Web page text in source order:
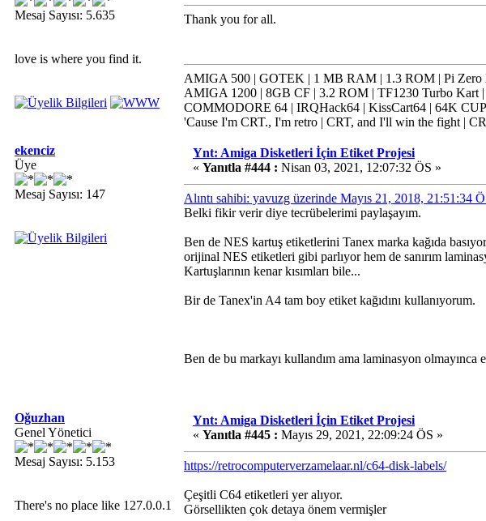
Mesaj Sayısı: 5.635
love is where you find it.
Thank you for all.
AMIGA 500 | GOTEK | 1 MB RAM | 1.3 ROM | Pi
AMIGA 1200 | 8GB CF | 3.2 ROM | TF1230 Turbo Kart
COMMODORE 64 | IRQHack64 | KissCart64 | 64K
'Cause I'm CRT., I'm retro | CRT, and I'll win the fight |
ekenciz
Üye
Mesaj Sayısı: 147
Ynt: Amiga Disketleri İçin Etiket Projesi
« Yanıtla #444 : Nisan 03, 2021, 12:07:32 ÖS »
Alıntı sahibi: yavuzg üzerinde Mayıs 21, 2018, 21:51:34
Belki fikir verir diye tecrübelerimi paylaşayım.
Ben de NES kartuş etiketlerini Tanex marka kağıda
orijinal NES etiketleri gibi parlıyor hem de sanırım
Kartuşlarının kenar kısımları bile...
Bir de Tanex'in A4 tam boy etiket kağıdını kullanıyorum.
Ben de bu markayı kullandım ama laminasyon
Oğuzhan
Genel Yönetici
Mesaj Sayısı: 5.153
There's no place like 127.0.0.1
Ynt: Amiga Disketleri İçin Etiket Projesi
« Yanıtla #445 : Mayıs 29, 2021, 22:09:24 ÖS »
https://retrocomputerverzamelaar.nl/c64-disk-labels/
Çeşitli C64 etiketleri yer alıyor.
Görsellikten çok detaya önem vermişler